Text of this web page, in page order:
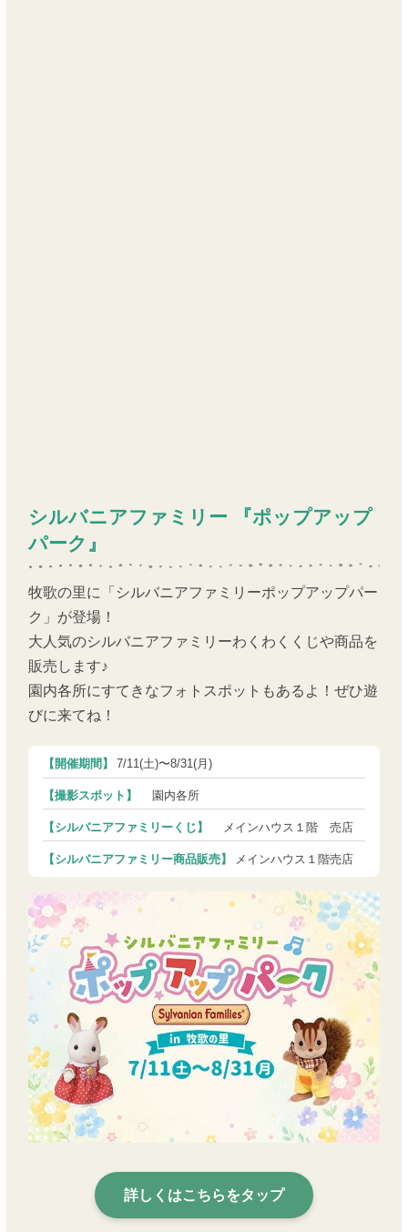
シルバニアファミリー 『ポップアップ
パーク』
牧歌の里に「シルバニアファミリーポップアップパー
ク」が登場！
大人気のシルバニアファミリーわくわくくじや商品を
販売します♪
園内各所にすてきなフォトスポットもあるよ！ぜひ遊
びに来てね！
【開催期間】 7/11(土)〜8/31(月)
【撮影スポット】 園内各所
【シルバニアファミリーくじ】 メインハウス１階 売店
【シルバニアファミリー商品販売】 メインハウス１階売店
詳しくはこちらをタップ